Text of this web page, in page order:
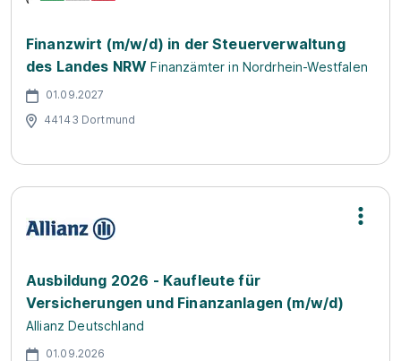
Finanzwirt (m/w/d) in der Steuerverwaltung
des Landes NRW Finanzämter in Nordrhein-Westfalen
01.09.2027
44143 Dortmund
Ausbildung 2026 - Kaufleute für
Versicherungen und Finanzanlagen (m/w/d)
Allianz Deutschland
01.09.2026